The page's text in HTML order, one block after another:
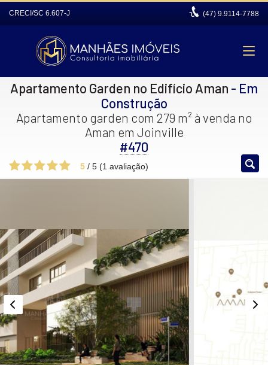
CRECI/SC 6.607-J (47) 9.9114-7788
Apartamento Garden no Edifício Aman - Em
Construção
Apartamento garden com 279 m² à venda no
Aman em Joinville
#470
5 / 5 (1 avaliação)